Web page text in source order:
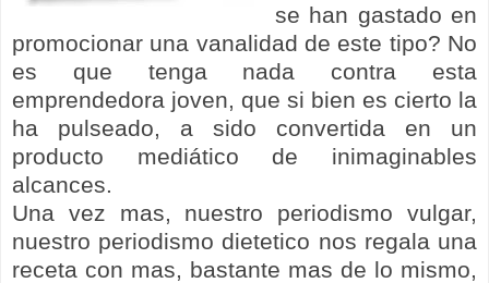
se han gastado en
promocionar una vanalidad de este tipo? No
es que tenga nada contra esta
emprendedora joven, que si bien es cierto la
ha pulseado, a sido convertida en un
producto mediático de inimaginables
alcances.
Una vez mas, nuestro periodismo vulgar,
nuestro periodismo dietetico nos regala una
receta con mas, bastante mas de lo mismo,